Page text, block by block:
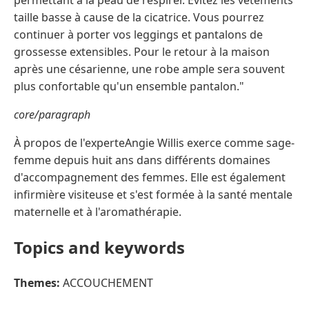
taille basse à cause de la cicatrice. Vous pourrez
continuer à porter vos leggings et pantalons de
grossesse extensibles. Pour le retour à la maison
après une césarienne, une robe ample sera souvent
plus confortable qu'un ensemble pantalon."
core/paragraph
À propos de l'experteAngie Willis exerce comme sage-
femme depuis huit ans dans différents domaines
d'accompagnement des femmes. Elle est également
infirmière visiteuse et s'est formée à la santé mentale
maternelle et à l'aromathérapie.
Topics and keywords
Themes: ACCOUCHEMENT